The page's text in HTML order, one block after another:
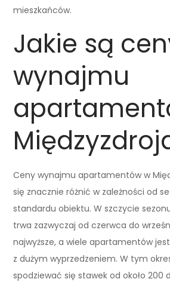
mieszkańców.
Jakie są
wynajmu
Ceny wynajmu apartamentów w
się znacznie różnić w zależności od
standardu obiektu. W szczycie
trwa zazwyczaj od czerwca do
najwyższe, a wiele apartamentów
z dużym wyprzedzeniem. W tym
spodziewać się stawek od około 200